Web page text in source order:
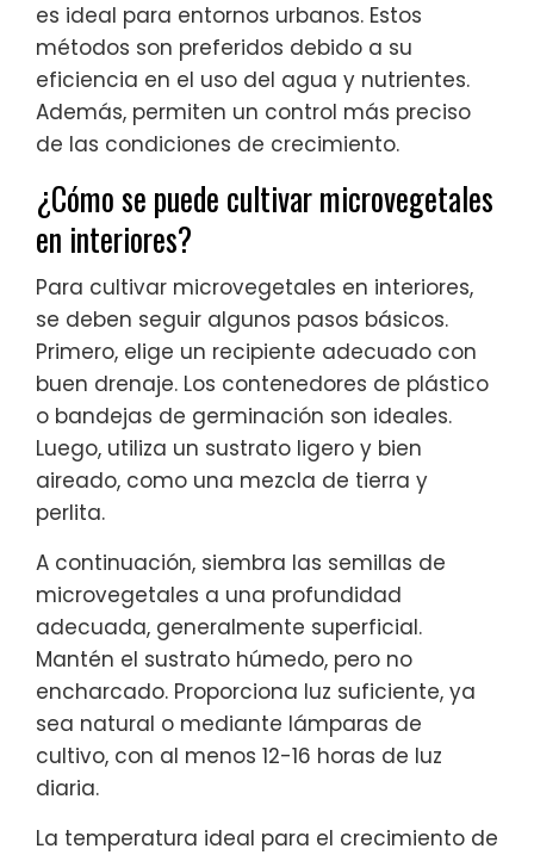
es ideal para entornos urbanos. Estos
métodos son preferidos debido a su
eficiencia en el uso del agua y nutrientes.
Además, permiten un control más preciso
de las condiciones de crecimiento.
¿Cómo se puede cultivar microvegetales
en interiores?
Para cultivar microvegetales en interiores,
se deben seguir algunos pasos básicos.
Primero, elige un recipiente adecuado con
buen drenaje. Los contenedores de plástico
o bandejas de germinación son ideales.
Luego, utiliza un sustrato ligero y bien
aireado, como una mezcla de tierra y
perlita.
A continuación, siembra las semillas de
microvegetales a una profundidad
adecuada, generalmente superficial.
Mantén el sustrato húmedo, pero no
encharcado. Proporciona luz suficiente, ya
sea natural o mediante lámparas de
cultivo, con al menos 12-16 horas de luz
diaria.
La temperatura ideal para el crecimiento de